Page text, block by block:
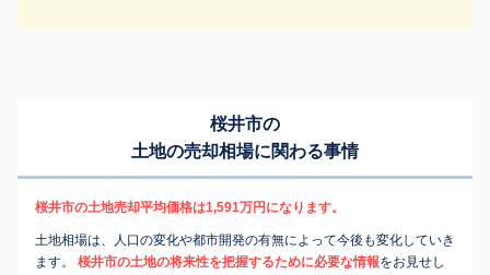
桜井市の
土地の売却相場に関わる事情
桜井市の土地売却平均価格は1,591万円になります。
土地相場は、人口の変化や都市開発の有無によって今後も変化していき
ます。
桜井市の土地の将来性を把握するために必要な情報をお見せし